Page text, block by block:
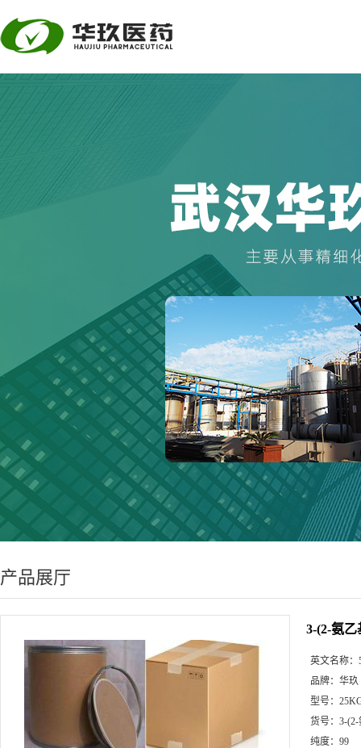
产品展厅
3-(2-氨
英文名称：
品牌： 华玖
型号：
货号： 3-
纯度： 99